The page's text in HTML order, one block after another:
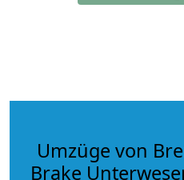
Umzüge von
Brake